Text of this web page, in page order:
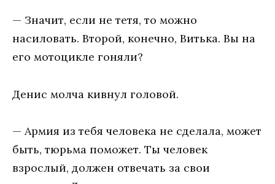
— Значит, если не тетя, то можно
насиловать. Второй, конечно, Витька. Вы на
его мотоцикле гоняли?
Денис молча кивнул головой.
— Армия из тебя человека не сделала, может
быть, тюрьма поможет. Ты человек
взрослый, должен отвечать за свои